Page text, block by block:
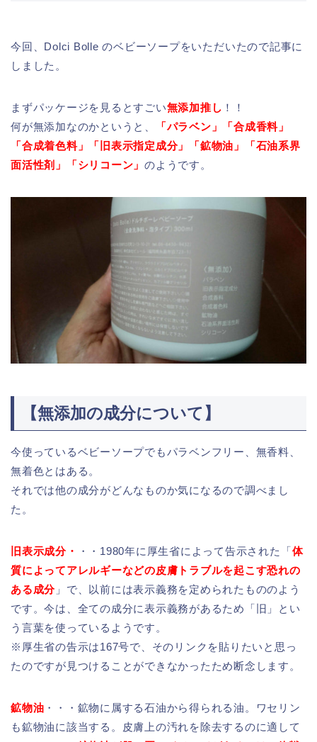
今回、Dolci Bolle のベビーソープをいただいたので記事に
しました。
まずパッケージを見るとすごい無添加推し ！！
何が無添加なのかというと、
「パラベン」「合成香料」
「合成着色料」「旧表示指定成分」「鉱物油」「石油系界
面活性剤」「シリコーン」のようです。
【無添加の成分について】
今使っているベビーソープでもパラベンフリー、無香料、
無着色とはある。
それでは他の成分がどんなものか気になるので調べまし
た。
旧表示成分・ ・・1980年に厚生省によって告示された「体
質によってアレルギーなどの皮膚トラブルを起こす恐れの
ある成分 」で、以前には表示義務を定められたもののよう
です。今は、全ての成分に表示義務があるため「旧」とい
う言葉を使っているようです。
※厚生省の告示は167号で、そのリンクを貼りたいと思っ
たのですが見つけることができなかったため断念します。
鉱物油 ・・・鉱物に属する石油から得られる油。ワセリン
も鉱物油に該当する。皮膚上の汚れを除去するのに適して